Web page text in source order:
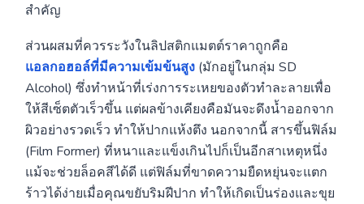
สำคัญ
ส่วนผสมที่ควรระวังในลิปสติกแมตต์ราคาถูกคือ
แอลกอฮอล์ที่มีความเข้มข้นสูง (มักอยู่ในกลุ่ม SD
Alcohol) ซึ่งทำหน้าที่เร่งการระเหยของตัวทำละลายเพื่อ
ให้สีเซ็ตตัวเร็วขึ้น แต่ผลข้างเคียงคือมันจะดึงน้ำออกจาก
ผิวอย่างรวดเร็ว ทำให้ปากแห้งตึง นอกจากนี้ สารขึ้นฟิล์ม
(Film Former) ที่หนาและแข็งเกินไปก็เป็นอีกสาเหตุหนึ่ง
แม้จะช่วยล็อคสีได้ดี แต่ฟิล์มที่ขาดความยืดหยุ่นจะแตก
ร้าวได้ง่ายเมื่อคุณขยับริมฝีปาก ทำให้เกิดเป็นร่องและขุย